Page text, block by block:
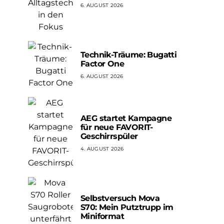
6. AUGUST 2026
Technik-Träume: Bugatti
Factor One
6. AUGUST 2026
AEG startet Kampagne
für neue FAVORIT-
Geschirrspüler
4. AUGUST 2026
Selbstversuch Mova
S70: Mein Putztrupp im
Miniformat